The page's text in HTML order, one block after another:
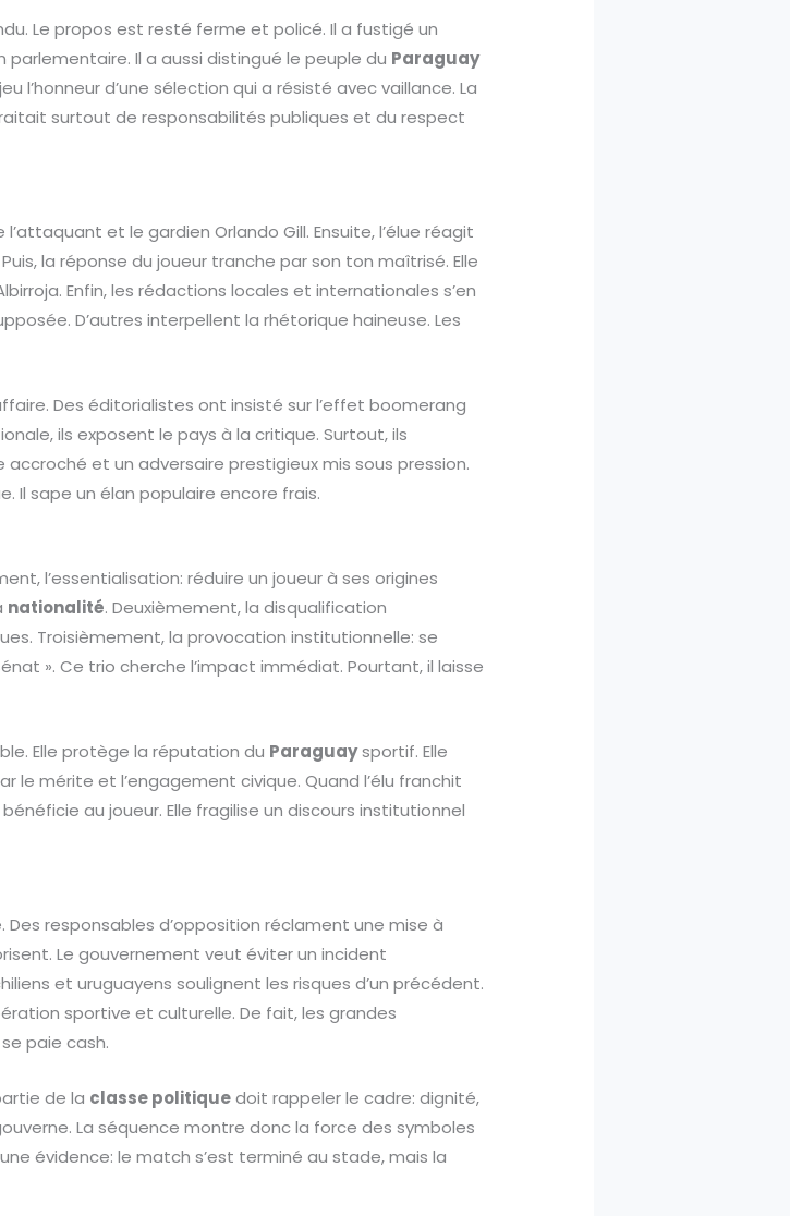
Le propos est resté ferme et policé. Il a fustigé un
Il a aussi distingué le peuple du Paraguay
l’honneur d’une sélection qui a résisté avec vaillance. La
surtout de responsabilités publiques et du respect
et le gardien Orlando Gill. Ensuite, l’élue réagit
la réponse du joueur tranche par son ton maîtrisé. Elle
Enfin, les rédactions locales et internationales s’en
D’autres interpellent la rhétorique haineuse. Les
Des éditorialistes ont insisté sur l’effet boomerang
ils exposent le pays à la critique. Surtout, ils
et un adversaire prestigieux mis sous pression.
Il sape un élan populaire encore frais.
l’essentialisation: réduire un joueur à ses origines
nationalité. Deuxièmement, la disqualification
Troisièmement, la provocation institutionnelle: se
». Ce trio cherche l’impact immédiat. Pourtant, il laisse
Elle protège la réputation du Paraguaysportif. Elle
le mérite et l’engagement civique. Quand l’élu franchit
au joueur. Elle fragilise un discours institutionnel
responsables d’opposition réclament une mise à
Le gouvernement veut éviter un incident
et uruguayens soulignent les risques d’un précédent.
sportive et culturelle. De fait, les grandes
paie cash.
de la classe politiquedoit rappeler le cadre: dignité,
La séquence montre donc la force des symboles
évidence: le match s’est terminé au stade, mais la